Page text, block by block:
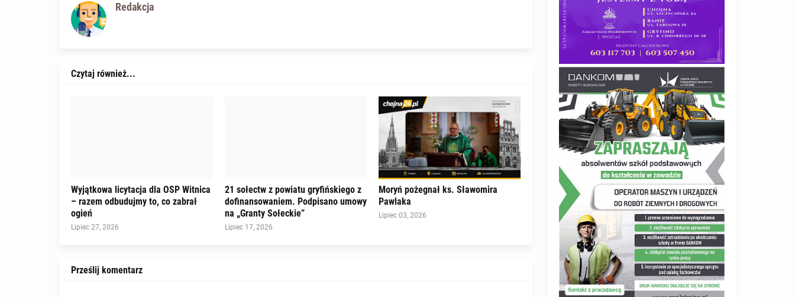
Redakcja
Czytaj również...
Wyjątkowa licytacja dla OSP Witnica
– razem odbudujmy to, co zabrał
ogień
Lipiec 27, 2026
21 sołectw z powiatu gryfińskiego z
dofinansowaniem. Podpisano umowy
na „Granty Sołeckie”
Lipiec 17, 2026
Moryń pożegnał ks. Sławomira
Pawlaka
Lipiec 03, 2026
Prześlij komentarz